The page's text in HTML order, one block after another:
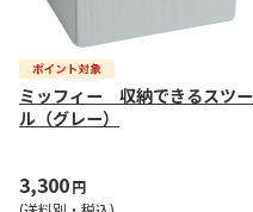
ミッフィー 収納できるスツー
ル（グレー）
3,300円